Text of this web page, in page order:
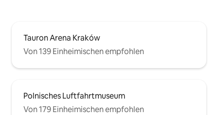
Tauron Arena Kraków
Von 139 Einheimischen empfohlen
Polnisches Luftfahrtmuseum
Von 179 Einheimischen empfohlen